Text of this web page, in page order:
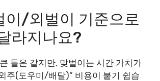
이/외벌이 기준으로
라지나요?
큰 틀은 같지만, 맞벌이는 시간 가치가
주(도우미/배달)” 비용이 붙기 쉽습